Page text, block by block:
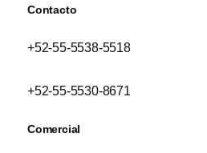
Contacto
+52-55-5538-5518
+52-55-5530-8671
Comercial